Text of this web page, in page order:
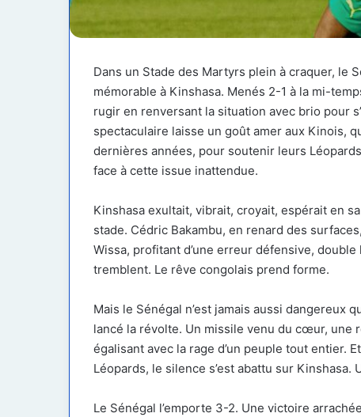
Dans un Stade des Martyrs plein à craquer, le
mémorable à Kinshasa. Menés 2-1 à la mi-
rugir en renversant la situation avec brio pour
spectaculaire laisse un goût amer aux Kinois,
dernières années, pour soutenir leurs
face à cette issue inattendue.
Kinshasa exultait, vibrait, croyait, espérait en
stade. Cédric Bakambu, en renard des
Wissa, profitant d’une erreur défensive,
tremblent. Le rêve congolais prend forme.
Mais le Sénégal n’est jamais aussi dangereux
lancé la révolte. Un missile venu du cœur, une
égalisant avec la rage d’un peuple tout entier.
Léopards, le silence s’est abattu sur
Le Sénégal l’emporte 3-2. Une victoire